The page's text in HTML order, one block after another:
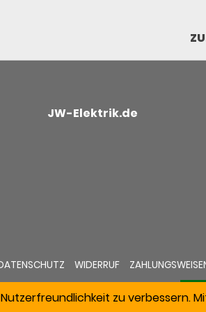
JW-Elektrik.de
WIDERRUF
zu verbessern.